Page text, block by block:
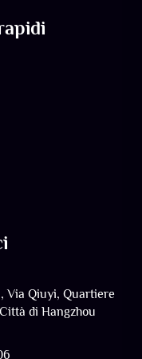
Via Qiuyi, Quartiere
di Hangzhou